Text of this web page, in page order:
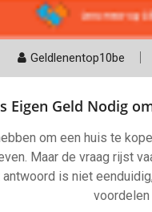
Geldlenentop10be
Eigen Geld Nodig
om een huis te
Maar de vraag rijst
is niet